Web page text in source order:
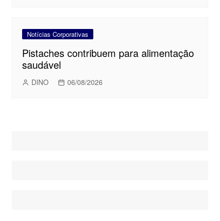
Notícias Corporativas
Pistaches contribuem para alimentação
saudável
DINO 06/08/2026